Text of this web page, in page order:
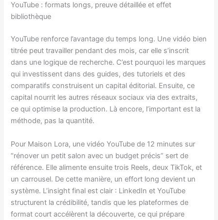
YouTube : formats longs, preuve détaillée et effet
bibliothèque
YouTube renforce l’avantage du temps long. Une vidéo bien
titrée peut travailler pendant des mois, car elle s’inscrit
dans une logique de recherche. C’est pourquoi les marques
qui investissent dans des guides, des tutoriels et des
comparatifs construisent un capital éditorial. Ensuite, ce
capital nourrit les autres réseaux sociaux via des extraits,
ce qui optimise la production. Là encore, l’important est la
méthode, pas la quantité.
Pour Maison Lora, une vidéo YouTube de 12 minutes sur
“rénover un petit salon avec un budget précis” sert de
référence. Elle alimente ensuite trois Reels, deux TikTok, et
un carrousel. De cette manière, un effort long devient un
système. L’insight final est clair : LinkedIn et YouTube
structurent la crédibilité, tandis que les plateformes de
format court accélèrent la découverte, ce qui prépare